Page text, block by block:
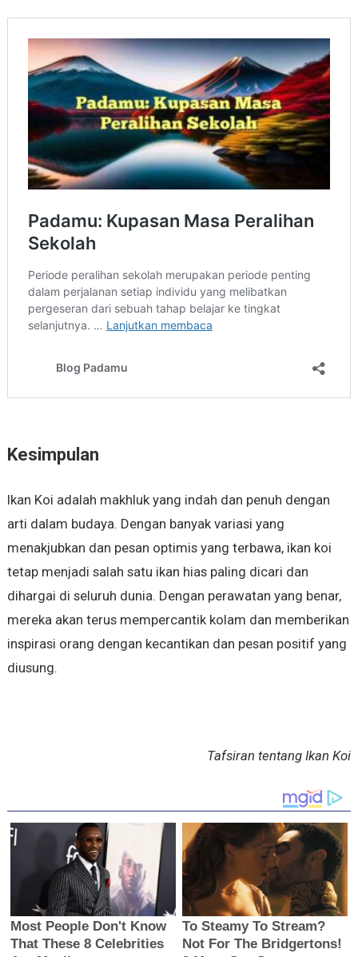
Kesimpulan
Ikan Koi adalah makhluk yang indah dan penuh dengan
arti dalam budaya. Dengan banyak variasi yang
menakjubkan dan pesan optimis yang terbawa, ikan koi
tetap menjadi salah satu ikan hias paling dicari dan
dihargai di seluruh dunia. Dengan perawatan yang benar,
mereka akan terus mempercantik kolam dan memberikan
inspirasi orang dengan kecantikan dan pesan positif yang
diusung.
Tafsiran tentang Ikan Koi